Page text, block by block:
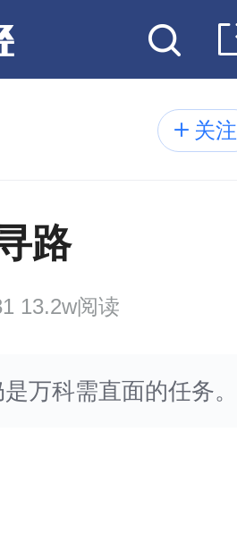
关注
路
13.2w阅读
万科需直面的任务。